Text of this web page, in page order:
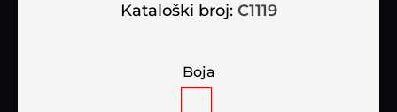
Kataloški broj: C1119
Boja